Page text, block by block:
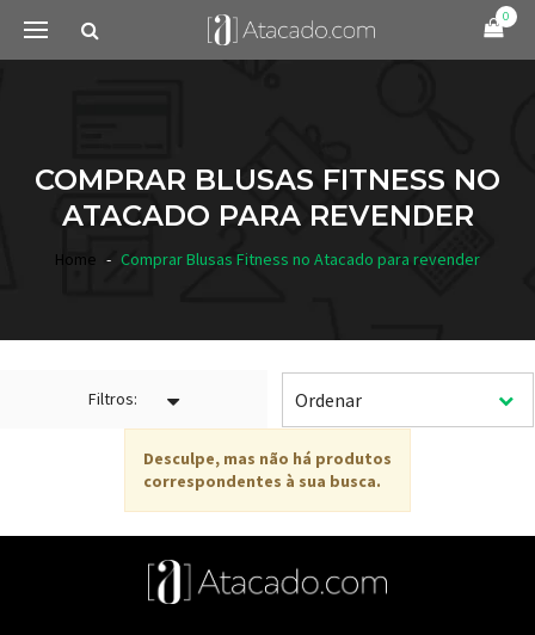
0
COMPRAR BLUSAS FITNESS NO
ATACADO PARA REVENDER
Home Comprar Blusas Fitness no Atacado para revender
Filtros:
Desculpe, mas não há produtos
correspondentes à sua busca.